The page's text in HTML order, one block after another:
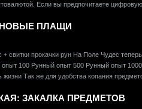
Если вы предпочитаете
НОВЫЕ ПЛАЩИ
+ свитки прокачки рун На Поле Чудес
100 Рунный опыт 500 Рунный опыт
жизни Так же для удобства копания
ЗАКАЛКА ПРЕДМЕТОВ